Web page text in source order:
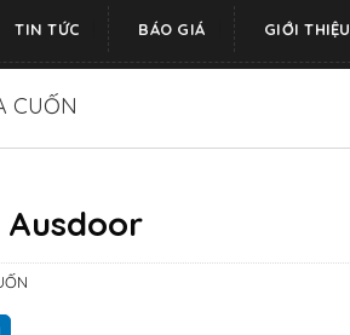
TIN TỨC BÁO GIÁ GIỚI THIỆU
CUỐN
Ausdoor